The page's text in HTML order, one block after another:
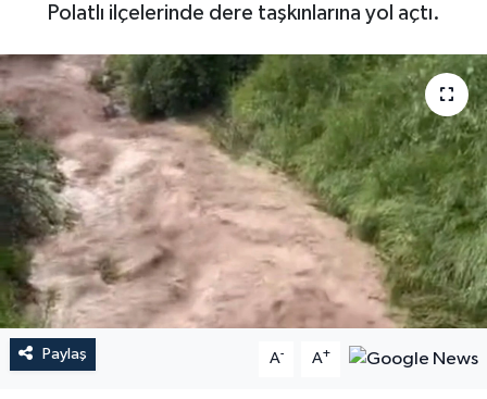
Polatlı ilçelerinde dere taşkınlarına yol açtı.
Paylaş A- A+